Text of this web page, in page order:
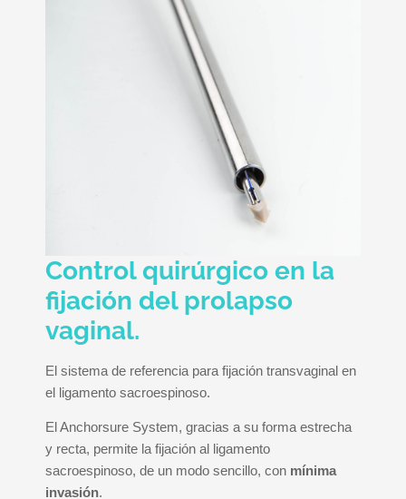
Control quirúrgico en la
fijación del prolapso
vaginal.
El sistema de referencia para fijación transvaginal en
el ligamento sacroespinoso.
El Anchorsure System, gracias a su forma estrecha
y recta, permite la fijación al ligamento
sacroespinoso, de un modo sencillo, con mínima
invasión.